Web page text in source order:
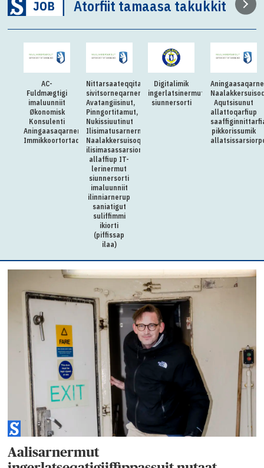
Atorfiit tamaasa takukkit
AC-
Fuldmægtigi
imaluunniit
Økonomisk
Konsulenti
Aningaasaqarnermut
Immikkoortortaqarfimmut
Nittarsaateqqitaq:Killiliussap
sivitsorneqarnera:
Avatangiisinut,
Pinngortitamut,
Nukissiuutinut
Ilisimatusarnermullu
Naalakkersuisoqarfimmi
ilisimasassarsiornermut
allaffiup IT-
lerinermut
siunnersorti
imaluunniit
ilinniarnerup
saniatigut
suliffimmi
ikiorti
(piffissap
ilaa)
Digitalimik
ingerlatsinermut
siunnersorti
Aqutsisunut
allattoqarfiup
pikkorissumik
Aalisarnermut